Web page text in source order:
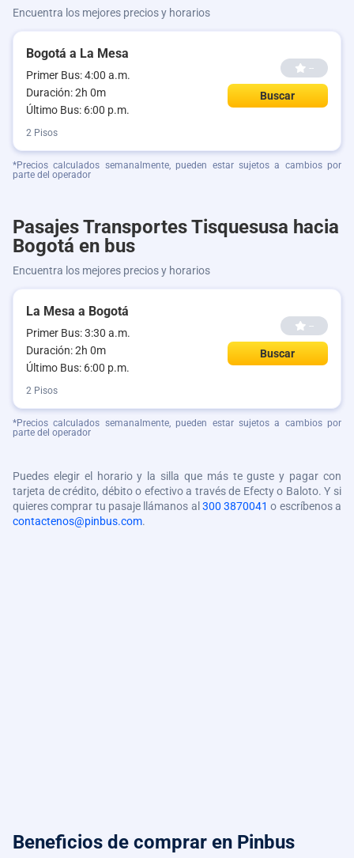
Encuentra los mejores precios y horarios
Bogotá a La Mesa
Primer Bus: 4:00 a.m.
Duración: 2h 0m
Último Bus: 6:00 p.m.
--
Buscar
2 Pisos
*Precios calculados semanalmente, pueden estar sujetos a cambios por
parte del operador
Pasajes Transportes Tisquesusa hacia
Bogotá en bus
Encuentra los mejores precios y horarios
La Mesa a Bogotá
Primer Bus: 3:30 a.m.
Duración: 2h 0m
Último Bus: 6:00 p.m.
--
Buscar
2 Pisos
*Precios calculados semanalmente, pueden estar sujetos a cambios por
parte del operador
Puedes elegir el horario y la silla que más te guste y pagar con
tarjeta de crédito, débito o efectivo a través de Efecty o Baloto. Y si
quieres comprar tu pasaje llámanos al 300 3870041 o escríbenos a
contactenos@pinbus.com.
Beneficios de comprar en Pinbus